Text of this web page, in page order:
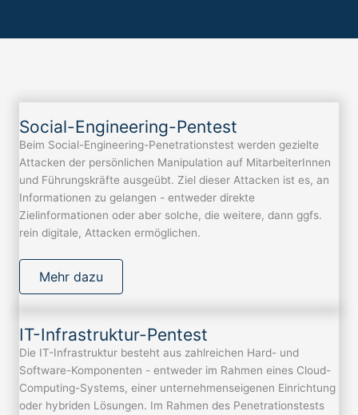
Social-Engineering-Pentest
Beim Social-Engineering-Penetrationstest werden gezielte
Attacken der persönlichen Manipulation auf MitarbeiterInnen
und Führungskräfte ausgeübt. Ziel dieser Attacken ist es, an
Informationen zu gelangen - entweder direkte
Zielinformationen oder aber solche, die weitere, dann ggfs.
rein digitale, Attacken ermöglichen.
Mehr dazu
IT-Infrastruktur-Pentest
Die IT-Infrastruktur besteht aus zahlreichen Hard- und
Software-Komponenten - entweder im Rahmen eines Cloud-
Computing-Systems, einer unternehmenseigenen Einrichtung
oder hybriden Lösungen. Im Rahmen des Penetrationstests